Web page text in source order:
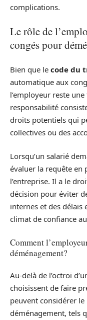
complications.
Le rôle de
congés pour
Bien que le code du
automatique aux
l’employeur reste
responsabilité
droits potentiels qui
collectives ou des
Lorsqu’un salarié
évaluer la requête en
l’entreprise. Il a le
décision pour éviter
internes et des délais
climat de confiance
Comment
déménagement?
Au-delà de l’octroi
choisissent de faire
peuvent considérer
déménagement, tels